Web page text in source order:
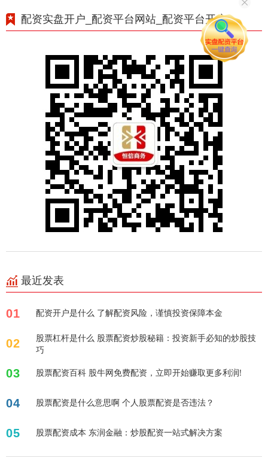
配资实盘开户_配资平台网站_配资平台开户
最近发表
01 配资开户是什么 了解配资风险，谨慎投资保障本金
02
股票杠杆是什么 股票配资炒股秘籍：投资新手必知的炒股技
巧
03 股票配资百科 股牛网免费配资，立即开始赚取更多利润!
04 股票配资是什么意思啊 个人股票配资是否违法？
05 股票配资成本 东润金融：炒股配资一站式解决方案